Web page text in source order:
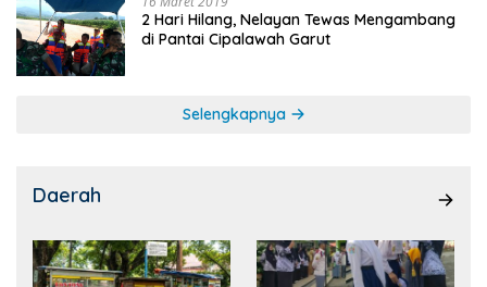
2 Hari Hilang, Nelayan Tewas Mengambang
di Pantai Cipalawah Garut
Selengkapnya
Daerah